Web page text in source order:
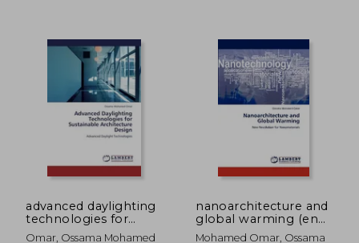
advanced daylighting
technologies for
sustainable
Omar, Ossama Mohamed
nanoarchitecture and
global warming (en
Inglés)
Mohamed Omar, Ossama